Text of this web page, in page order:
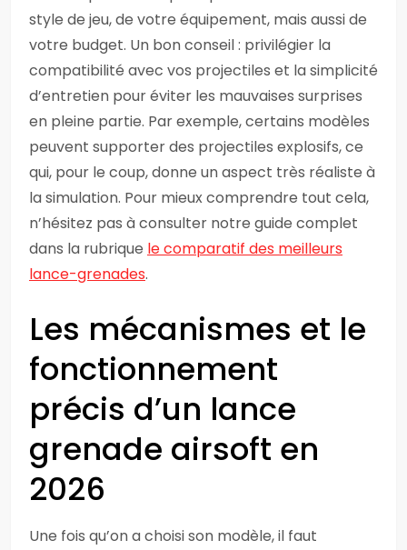
style de jeu, de votre équipement, mais aussi de
votre budget. Un bon conseil : privilégier la
compatibilité avec vos projectiles et la simplicité
d’entretien pour éviter les mauvaises surprises
en pleine partie. Par exemple, certains modèles
peuvent supporter des projectiles explosifs, ce
qui, pour le coup, donne un aspect très réaliste à
la simulation. Pour mieux comprendre tout cela,
n’hésitez pas à consulter notre guide complet
dans la rubrique le comparatif des meilleurs
lance-grenades.
Les mécanismes et le
fonctionnement
précis d’un lance
grenade airsoft en
2026
Une fois qu’on a choisi son modèle, il faut